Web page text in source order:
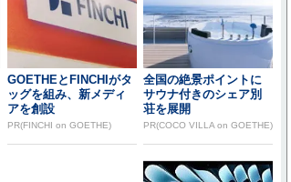
GOETHEとFINCHIがタ
ッグを組み、新メディ
アを創設
PR(FINCHI on GOETHE)
全国の絶景ポイントに
サウナ付きのシェア別
荘を展開
PR(COCO VILLA on GOETHE)